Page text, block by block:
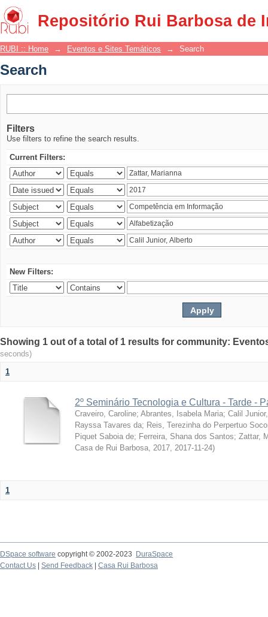
Repositório Rui Barbosa de
Search
RUBI :: Home → Eventos e Sites Temáticos → Search
Search
Filters
Use filters to refine the search results.
Current Filters:
New Filters:
Showing 1 out of a total of 1 results for community:
seconds)
1
2º Seminário Tecnologia e Cultura - Tarde -
Craveiro, Caroline; Abrantes, Isabela Maria; Calil
Rayssa Tavares da; Reis, Terezinha do Perpertuo
Piquet Saboia de; Ferreira, Shana dos Santos; Zattar,
Casa de Rui Barbosa, 2017, 2017-11-24)
1
DSpace software copyright © 2002-2023
DuraSpace
Contact Us
Send Feedback Casa Rui Barbosa